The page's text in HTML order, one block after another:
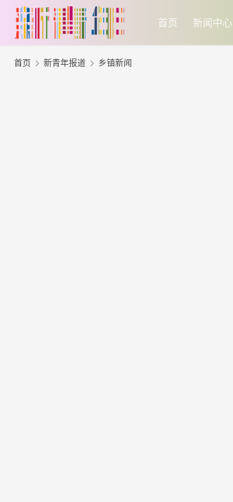
首页 新闻中心
首页 新青年报道 乡镇新闻